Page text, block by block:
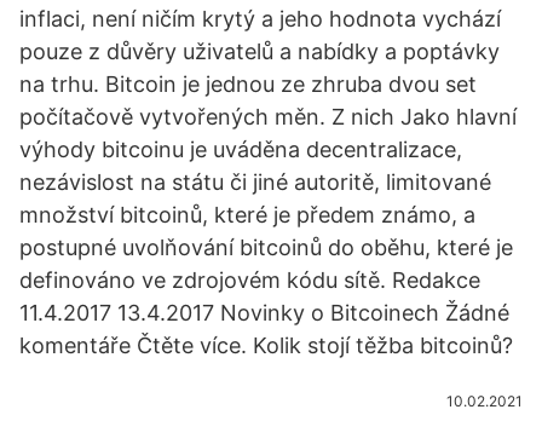
inflaci, není ničím krytý a jeho hodnota vychází
pouze z důvěry uživatelů a nabídky a poptávky
na trhu. Bitcoin je jednou ze zhruba dvou set
počítačově vytvořených měn. Z nich Jako hlavní
výhody bitcoinu je uváděna decentralizace,
nezávislost na státu či jiné autoritě, limitované
množství bitcoinů, které je předem známo, a
postupné uvolňování bitcoinů do oběhu, které je
definováno ve zdrojovém kódu sítě. Redakce
11.4.2017 13.4.2017 Novinky o Bitcoinech Žádné
komentáře Čtěte více. Kolik stojí těžba bitcoinů?
10.02.2021